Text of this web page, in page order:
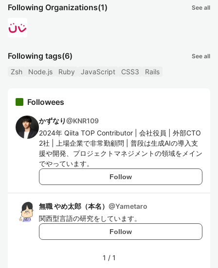
Following Organizations(1) See all
Following tags(6) See all
Zsh Node.js Ruby JavaScript CSS3 Rails
Followees
かずなり@KNR109
2024年 Qiita TOP Contributor | 会社役員 | 外部CTO
2社 | 上場企業で非常勤顧問 | 普段は生成AIの導入支
援や開発、プロジェクトマネジメントの領域をメイン
でやっています。
Follow
無職 やめ太郎（本名） @Yametaro
関西型言語の研究をしています。
Follow
1 / 1